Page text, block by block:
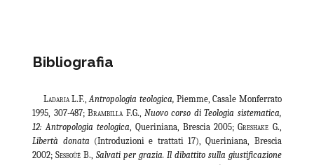
Bibliografia
Ladaria L.F.,Antropologia teologica, Piemme, Casale Monferrato
1995, 307-487;Brambilla F.G., Nuovo corso di Teologia sistematica,
12: Antropologia teologica, Queriniana, Brescia 2005;Greshake G.,
Libertà donata (Introduzioni e trattati 17), Queriniana, Brescia
2002;Sesboüé B.,Salvati per grazia. Il dibattito sulla giustificazione